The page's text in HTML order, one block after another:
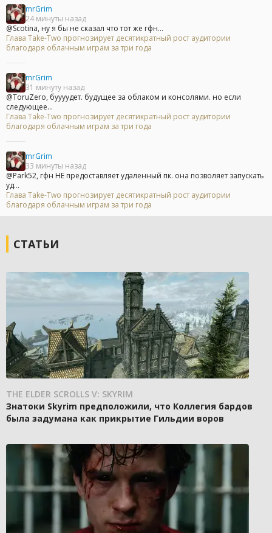
mrGrim
24 минуты назад
@Scotina, ну я бы не сказал что тот же гфн...
Глава Take-Two прогнозирует десятикратный рост аудитории
благодаря облачным играм за три года
mrGrim
31 минуту назад
@ToruZero, буууудет. будущее за облаком и консолями. но если
следующее...
Глава Take-Two прогнозирует десятикратный рост аудитории
благодаря облачным играм за три года
mrGrim
33 минуты назад
@Park52, гфн НЕ предоставляет удаленный пк. она позволяет запускать
уд...
Глава Take-Two прогнозирует десятикратный рост аудитории
благодаря облачным играм за три года
СТАТЬИ
THE ELDER SCROLLS V: SKYRIM
Знатоки Skyrim предположили, что Коллегия бардов
была задумана как прикрытие Гильдии воров